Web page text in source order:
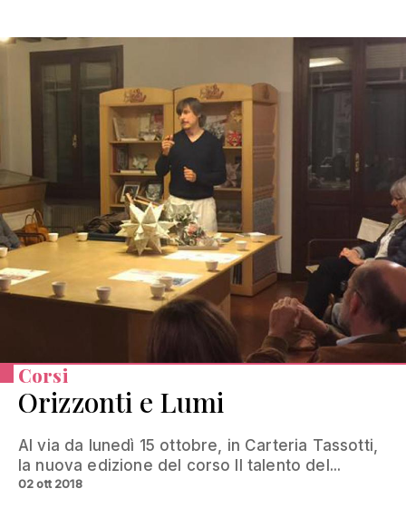
Corsi
Orizzonti e Lumi
Al via da lunedì 15 ottobre, in Carteria Tassotti,
la nuova edizione del corso Il talento del...
02 ott 2018